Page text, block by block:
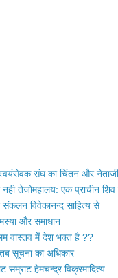
स्वयंसेवक संघ का चिंतन और
तेजोमहालय: एक प्राचीन
संकलन विवेकानन्द साहित्य से
और समाधान
वास्तव में देश भक्त है ??
सूचना का अधिकार
सम्राट हेमचन्द्र विक्रमादित्य